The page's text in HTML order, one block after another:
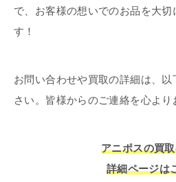
で、お客様の想いでのお品を大切
す！
お問い合わせや買取の詳細は、
さい。皆様からのご連絡を心より
アニポスの買
詳細ページは